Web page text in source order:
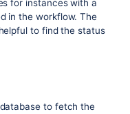
for instances with a
in the workflow. The
to find the status
to fetch the